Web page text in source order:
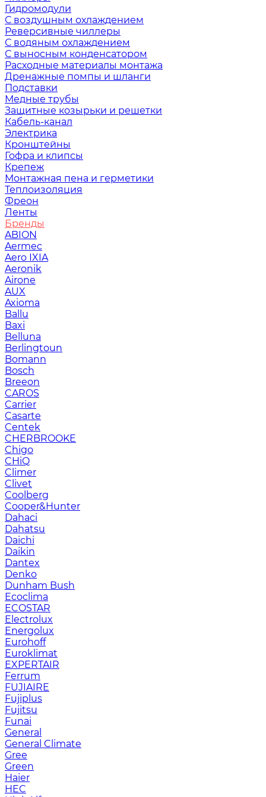
Гидромодули
С воздушным охлаждением
Реверсивные чиллеры
С водяным охлаждением
С выносным конденсатором
Расходные материалы монтажа
Дренажные помпы и шланги
Подставки
Медные трубы
Защитные козырьки и решетки
Кабель-канал
Электрика
Кронштейны
Гофра и клипсы
Крепеж
Монтажная пена и герметики
Теплоизоляция
Фреон
Ленты
Бренды
ABION
Aermec
Aero IXIA
Aeronik
Airone
AUX
Axioma
Ballu
Baxi
Belluna
Berlingtoun
Bomann
Bosch
Breeon
CAROS
Carrier
Casarte
Centek
CHERBROOKE
Chigo
CHiQ
Climer
Clivet
Coolberg
Cooper&Hunter
Dahaci
Dahatsu
Daichi
Daikin
Dantex
Denko
Dunham Bush
Ecoclima
ECOSTAR
Electrolux
Energolux
Eurohoff
Euroklimat
EXPERTAIR
Ferrum
FUJIAIRE
Fujiplus
Fujitsu
Funai
General
General Climate
Gree
Green
Haier
HEC